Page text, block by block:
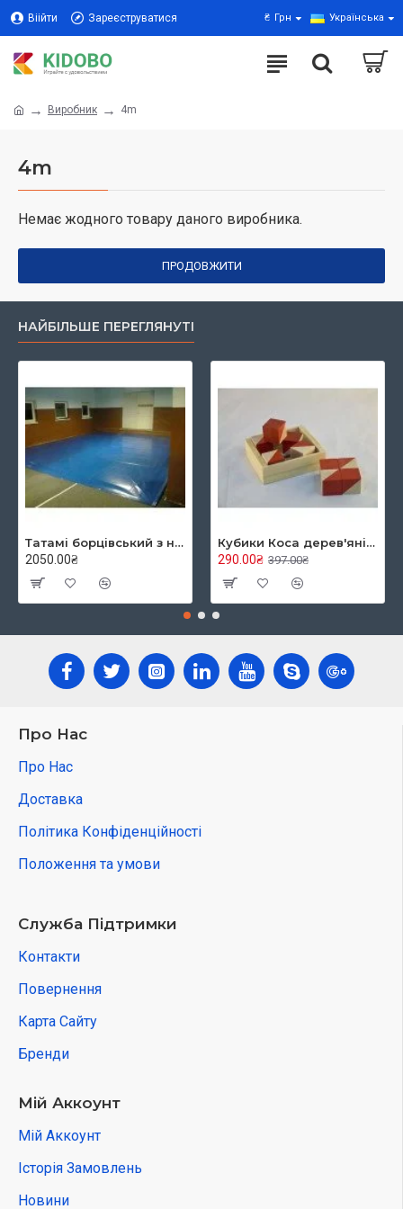
Віійти Зареєструватися ₴ Грн Українська
Виробник 4m
4m
Немає жодного товару даного виробника.
ПРОДОВЖИТИ
НАЙБІЛЬШЕ ПЕРЕГЛЯНУТІ
Татамі борцівський з накидкою кв.м, TIA-SPORT
2050.00₴
Кубики Коса дерев'яні в коробці
290.00₴ 397.00₴
Про Нас
Про Нас
Доставка
Політика Конфіденційності
Положення та умови
Служба Підтримки
Контакти
Повернення
Карта Сайту
Бренди
Мій Аккоунт
Мій Аккоунт
Історія Замовлень
Новини